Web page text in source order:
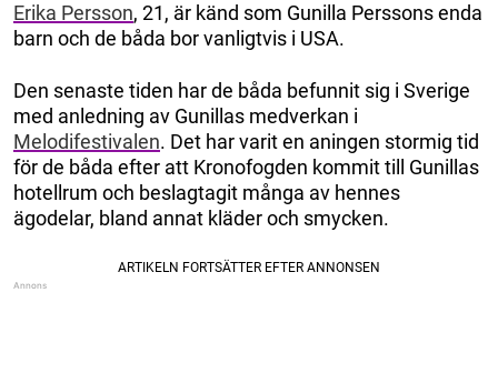
Erika Persson, 21, är känd som Gunilla Perssons enda
barn och de båda bor vanligtvis i USA.
Den senaste tiden har de båda befunnit sig i Sverige
med anledning av Gunillas medverkan i
Melodifestivalen. Det har varit en aningen stormig tid
för de båda efter att Kronofogden kommit till Gunillas
hotellrum och beslagtagit många av hennes
ägodelar, bland annat kläder och smycken.